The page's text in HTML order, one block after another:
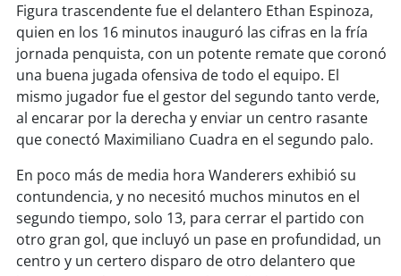
soychillán
soysancarlos
soytalcahuano
soyconcepción
soy coronel
arauco
Figura trascendente fue el delantero Ethan Espinoza,
quien en los 16 minutos inauguró las cifras en la fría
jornada penquista, con un potente remate que coronó
una buena jugada ofensiva de todo el equipo. El
mismo jugador fue el gestor del segundo tanto verde,
al encarar por la derecha y enviar un centro rasante
que conectó Maximiliano Cuadra en el segundo palo.
En poco más de media hora Wanderers exhibió su
contundencia, y no necesitó muchos minutos en el
segundo tiempo, solo 13, para cerrar el partido con
otro gran gol, que incluyó un pase en profundidad, un
centro y un certero disparo de otro delantero que